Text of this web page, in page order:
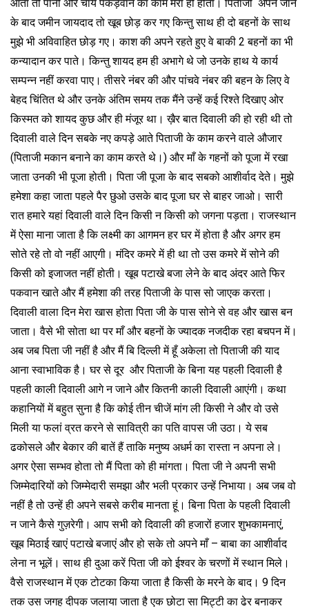
आता तो पानी और चाय पकड़वाने का काम मेरा ही होता। पिताजी अपने जाने
के बाद जमीन जायदाद तो खूब छोड़ कर गए किन्तु साथ ही दो बहनों के साथ
मुझे भी अविवाहित छोड़ गए। काश की अपने रहते हुए वे बाकी 2 बहनों का भी
कन्यादान कर पाते। किन्तु शायद हम ही अभागे थे जो उनके हाथ ये कार्य
सम्पन्न नहीं करवा पाए। तीसरे नंबर की और पांचवे नंबर की बहन के लिए वे
बेहद चिंतित थे और उनके अंतिम समय तक मैंने उन्हें कई रिश्ते दिखाए ओर
किस्मत को शायद कुछ और ही मंजूर था। ख़ैर बात दिवाली की हो रही थी तो
दिवाली वाले दिन सबके नए कपड़े आते पिताजी के काम करने वाले औजार
(पिताजी मकान बनाने का काम करते थे।) और माँ के गहनों को पूजा में रखा
जाता उनकी भी पूजा होती। पिता जी पूजा के बाद सबको आशीर्वाद देते। मुझे
हमेशा कहा जाता पहले पैर छुओ उसके बाद पूजा घर से बाहर जाओ। सारी
रात हमारे यहां दिवाली वाले दिन किसी न किसी को जगना पड़ता। राजस्थान
में ऐसा माना जाता है कि लक्ष्मी का आगमन हर घर में होता है और अगर हम
सोते रहे तो वो नहीं आएगी। मंदिर कमरे में ही था तो उस कमरे में सोने की
किसी को इजाजत नहीं होती। खूब पटाखे बजा लेने के बाद अंदर आते फिर
पकवान खाते और मैं हमेशा की तरह पिताजी के पास सो जाएक करता।
दिवाली वाला दिन मेरा खास होता पिता जी के पास सोने से वह और खास बन
जाता। वैसे भी सोता था पर माँ और बहनों के ज्यादक नजदीक रहा बचपन में।
अब जब पिता जी नहीं है और मैं बि दिल्ली में हूँ अकेला तो पिताजी की याद
आना स्वाभाविक है। घर से दूर और पिताजी के बिना यह पहली दिवाली है
पहली काली दिवाली आगे न जाने और कितनी काली दिवाली आएंगी। कथा
कहानियों में बहुत सुना है कि कोई तीन चीजें मांग ली किसी ने और वो उसे
मिली या फलां व्रत करने से सावित्री का पति वापस जी उठा। ये सब
ढकोसले और बेकार की बातें हैं ताकि मनुष्य अधर्म का रास्ता न अपना ले।
अगर ऐसा सम्भव होता तो मैं पिता को ही मांगता। पिता जी ने अपनी सभी
जिम्मेदारियों को जिम्मेदारी समझा और भली प्रकार उन्हें निभाया। अब जब वो
नहीं है तो उन्हें ही अपने सबसे करीब मानता हूं। बिना पिता के पहली दिवाली
न जाने कैसे गुज़रेगी। आप सभी को दिवाली की हजारों हजार शुभकामनाएं,
खूब मिठाई खाएं पटाखे बजाएं और हो सके तो अपने माँ – बाबा का आशीर्वाद
लेना न भूलें। साथ ही दुआ करें पिता जी को ईश्वर के चरणों में स्थान मिले।
वैसे राजस्थान में एक टोटका किया जाता है किसी के मरने के बाद। 9 दिन
तक उस जगह दीपक जलाया जाता है एक छोटा सा मिट्टी का ढेर बनाकर